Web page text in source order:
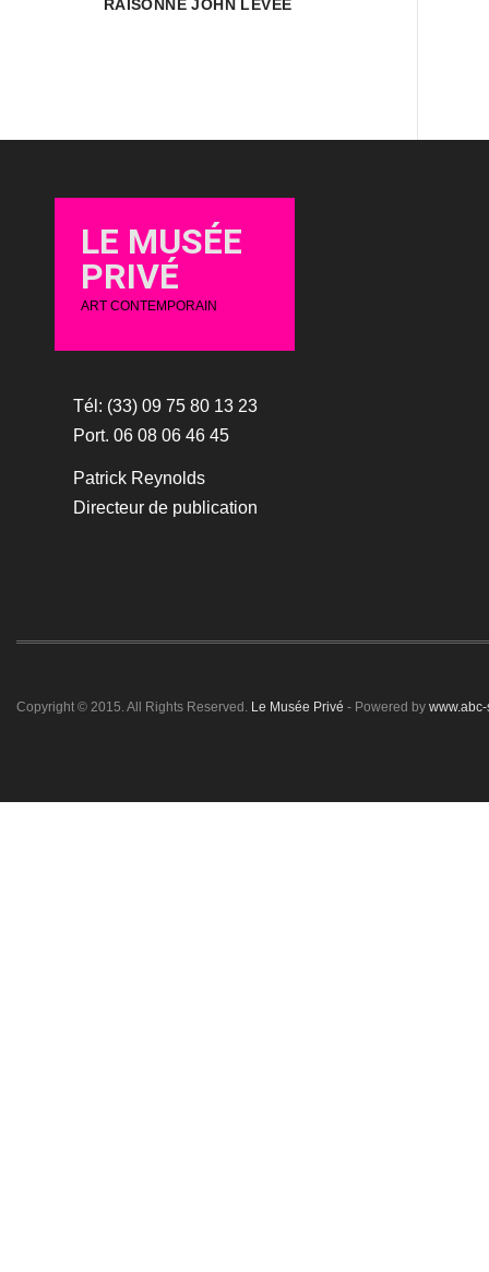
RAISONNE JOHN LEVEE
LE MUSÉE
PRIVÉ
ART CONTEMPORAIN
Tél: (33) 09 75 80 13 23
Port. 06 08 06 46 45
Patrick Reynolds
Directeur de publication
Copyright © 2015. All Rights Reserved. Le Musée Privé - Powered by